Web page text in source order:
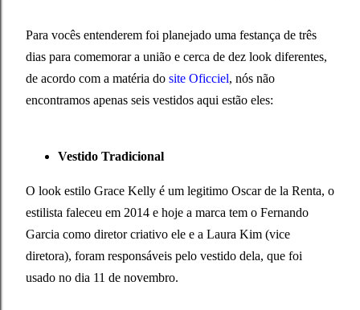
Para vocês entenderem foi planejado uma festança de três
dias para comemorar a união e cerca de dez look diferentes,
de acordo com a matéria do site Oficciel, nós não
encontramos apenas seis vestidos aqui estão eles:
Vestido Tradicional
O look estilo Grace Kelly é um legitimo Oscar de la Renta, o
estilista faleceu em 2014 e hoje a marca tem o Fernando
Garcia como diretor criativo ele e a Laura Kim (vice
diretora), foram responsáveis pelo vestido dela, que foi
usado no dia 11 de novembro.